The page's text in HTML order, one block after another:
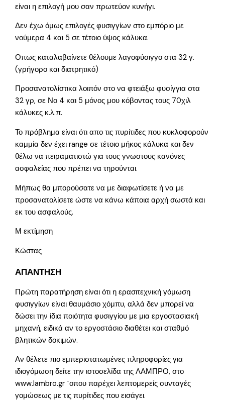
είναι η επιλογή μου σαν πρωτεύον κυνήγι.
Δεν έχω όμως επιλογές φυσιγγίων στο εμπόριο με
νούμερα 4 και 5 σε τέτοιο ύψος κάλυκα.
Οπως καταλαβαίνετε θέλουμε λαγοφύσιγγο στα 32 γ.
(γρήγορο και διατρητικό)
Προσανατολίστικα λοιπόν στο να φτειάξω φυσίγγια στα
32 γρ, σε Νο 4 και 5 μόνος μου κόβοντας τους 70χιλ
κάλυκες κ.λ.π.
Το πρόβλημα είναι ότι απο τις πυρίτιδες που κυκλοφορούν
καμμία δεν έχει range σε τέτοιο μήκος κάλυκα και δεν
θέλω να πειραματιστώ για τους γνωστους κανόνες
ασφαλείας που πρέπει να τηρούνται.
Μήπως θα μπορούσατε να με διαφωτίσετε ή να με
προσανατολίσετε ώστε να κάνω κάποια αρχή σωστά και
εκ του ασφαλούς.
Μ εκτίμηση
Κώστας
ΑΠΑΝΤΗΣΗ
Πρώτη παρατήρηση είναι ότι η ερασιτεχνική γόμωση
φυσιγγίων είναι θαυμάσιο χόμπυ, αλλά δεν μπορεί να
δώσει την ίδια ποιότητα φυσιγγίου με μια εργοστασιακή
μηχανή, ειδικά αν το εργοστάσιο διαθέτει και σταθμό
βλητικών δοκιμών.
Αν θέλετε πιο εμπεριστατωμένες πληροφορίες για
ιδιογόμωση δείτε την ιστοσελίδα της ΛΑΜΠΡΟ, στο
www.lambro.gr ¨οπου παρέχει λεπτομερείς συνταγές
γομώσεως με τις πυρίτιδες που εισάγει.